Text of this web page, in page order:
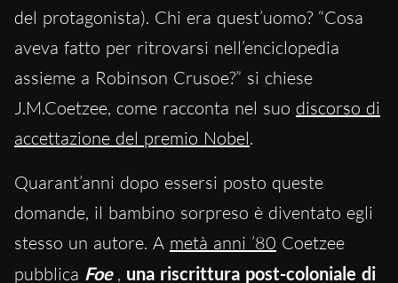
del protagonista). Chi era quest’uomo? “Cosa
aveva fatto per ritrovarsi nell’enciclopedia
assieme a Robinson Crusoe?” si chiese
J.M.Coetzee, come racconta nel suo discorso di
accettazione del premio Nobel.
Quarant’anni dopo essersi posto queste
domande, il bambino sorpreso è diventato egli
stesso un autore. A metà anni ’80 Coetzee
pubblica Foe , una riscrittura post-coloniale di